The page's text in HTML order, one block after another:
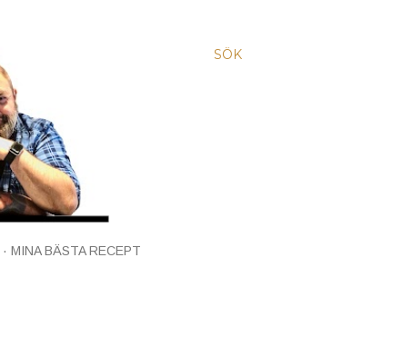
SÖK
MINA BÄSTA RECEPT